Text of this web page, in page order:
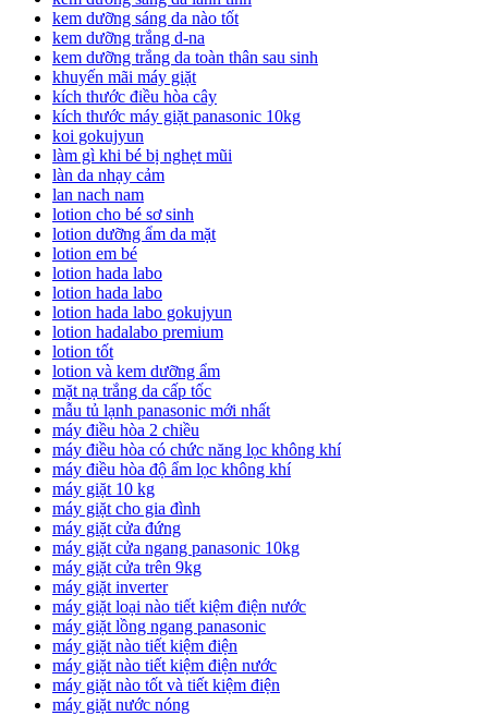
kem dưỡng sáng da nào tốt
kem dưỡng trắng d-na
kem dưỡng trắng da toàn thân sau sinh
khuyến mãi máy giặt
kích thước điều hòa cây
kích thước máy giặt panasonic 10kg
koi gokujyun
làm gì khi bé bị nghẹt mũi
làn da nhạy cảm
lan nach nam
lotion cho bé sơ sinh
lotion dưỡng ẩm da mặt
lotion em bé
lotion hada labo
lotion hada labo
lotion hada labo gokujyun
lotion hadalabo premium
lotion tốt
lotion và kem dưỡng ẩm
mặt nạ trắng da cấp tốc
mẫu tủ lạnh panasonic mới nhất
máy điều hòa 2 chiều
máy điều hòa có chức năng lọc không khí
máy điều hòa độ ẩm lọc không khí
máy giặt 10 kg
máy giặt cho gia đình
máy giặt cửa đứng
máy giặt cửa ngang panasonic 10kg
máy giặt cửa trên 9kg
máy giặt inverter
máy giặt loại nào tiết kiệm điện nước
máy giặt lồng ngang panasonic
máy giặt nào tiết kiệm điện
máy giặt nào tiết kiệm điện nước
máy giặt nào tốt và tiết kiệm điện
máy giặt nước nóng